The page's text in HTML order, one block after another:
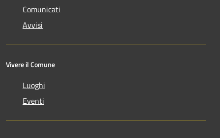
Comunicati
Avvisi
Vivere il Comune
Luoghi
Eventi